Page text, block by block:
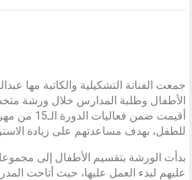
جمعت الفنانة التشكيلية والكاتبة مها
الأطفال وطلبة المدارس خلال ورشة
أقيمت ضمن
للطفل، بهدف مساعدتهم على زيادة
بدأت الورشة بتقسيم الأطفال إلى
عليهم لبدء العمل عليها، حيث أتاحت